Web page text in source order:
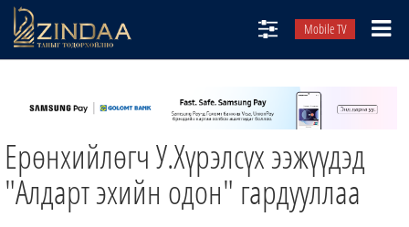
Mobile TV
ТВ8
ӨГЛӨӨНИЙ СОНИН
АУДИО ЗОХИОЛ
ЗИНДАА СЭТГҮҮЛ
Ерөнхийлөгч У.Хүрэлсүх ээжүүдэд
"Алдарт эхийн одон" гардууллаа